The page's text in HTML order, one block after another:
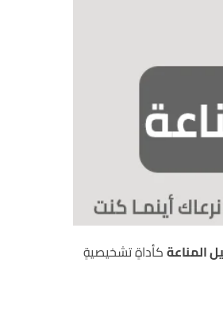
المناعةكأداةٍ تشخيصيةٍ